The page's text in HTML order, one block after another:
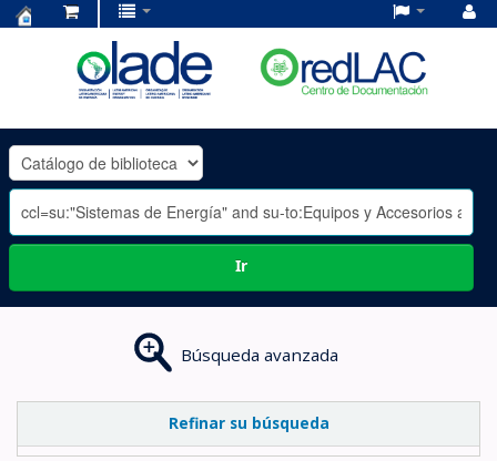
OLADE
-
Ir
Búsqueda avanzada
Refinar su búsqueda